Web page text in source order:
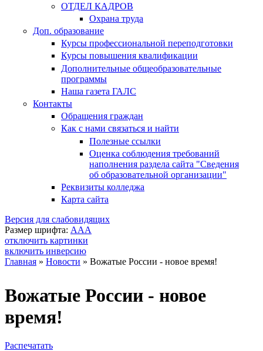
ОТДЕЛ КАДРОВ
Охрана труда
Доп. образование
Курсы профессиональной переподготовки
Курсы повышения квалификации
Дополнительные общеобразовательные
программы
Наша газета ГАЛС
Контакты
Обращения граждан
Как с нами связаться и найти
Полезные ссылки
Оценка соблюдения требований
наполнения раздела сайта "Сведения
об образовательной организации"
Реквизиты колледжа
Карта сайта
Версия для слабовидящих
Размер шрифта: AAA
отключить картинки
включить инверсию
Главная » Новости » Вожатые России - новое время!
Вожатые России - новое
время!
Распечатать